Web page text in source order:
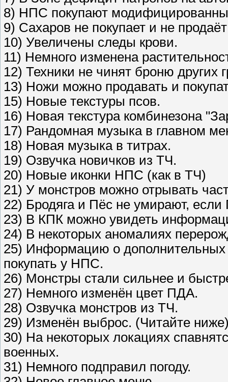
8) НПС покупают
9) Сахаров не покупает и не
10) Увеличены следы крови.
11) Немного изменена
12) Техники не чинят броню других
13) Ножи можно продавать и
15) Новые текстуры псов.
16) Новая текстура комбинезона
17) Рандомная музыка в главном
18) Новая музыка в титрах.
19) Озвучка новичков из ТЧ.
20) Новые иконки НПС (как в ТЧ)
21) У монстров можно отрывать
22) Бродяга и Пёс не умирают, если
23) В КПК можно увидеть
24) В некоторых аномалиях
25) Информацию о дополнительных
покупать у НПС.
26) Монстры стали сильнее и
27) Немного изменён цвет ПДА.
28) Озвучка монстров из ТЧ.
29) Изменён выброс. (Читайте
30) На некоторых локациях
военных.
31) Немного подправил погоду.